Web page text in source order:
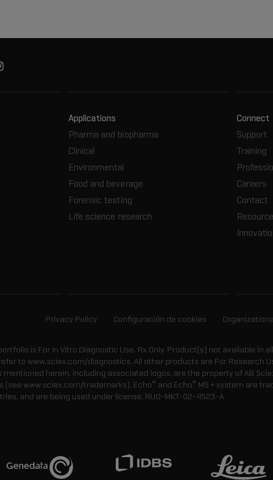
Applications
Pharma and biopharma
Clinical
Environmental
Food and beverage
Forensic testing
Life science research
Connect
Support
Training
Careers
Contact
Privacy Policy Configuración de cookies
is For In Vitro Diagnostic Use. Rx Only. Product(s) not available
to www.sciex.com/diagnostics. All other products are For Research
herein, including associated logos, are the property of AB
(see www.sciex.com/trademarks). Echo® and Echo® MS + system are
and are being used under license. RUO-MKT-02-4523-A